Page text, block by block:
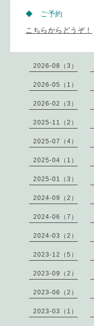
◆ ご予約
こちらからどうぞ！
2026-08（3）
2026-05（1）
2026-02（3）
2025-11（2）
2025-07（4）
2025-04（1）
2025-01（3）
2024-09（2）
2024-06（7）
2024-03（2）
2023-12（5）
2023-09（2）
2023-06（2）
2023-03（1）